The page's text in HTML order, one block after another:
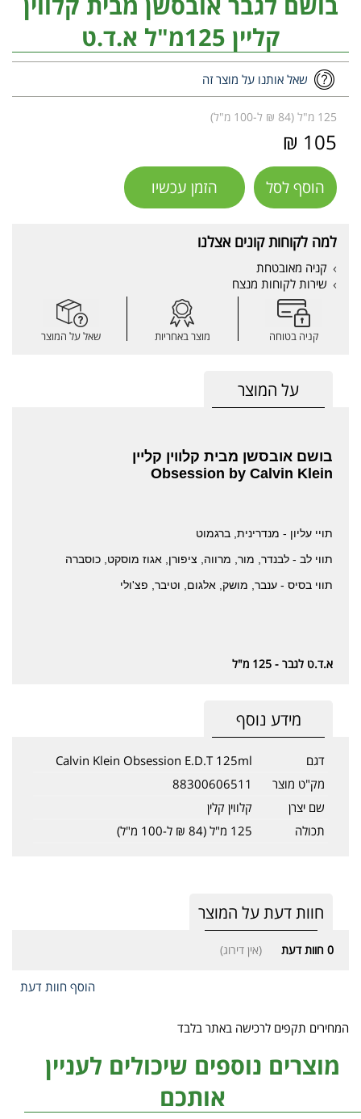
קליין 125מ"ל א.ד.ט
שאל אותנו על מוצר זה
125 מ"ל (84 ₪ ל-100 מ"ל)
105 ₪
הוסף לסל הזמן עכשיו
למה לקוחות קונים אצלנו
קניה מאובטחת
שירות לקוחות מנצח
קניה בטוחה מוצר באחריות שאל על המוצר
על המוצר
בושם אובסשן מבית קלווין קליין
Obsession by Calvin Klein
תויי עליון - מנדרינית, ברגמוט
תווי לב - לבנדר, מור, מרווה, ציפורן, אגוז מוסקט, כוסברה
תווי בסיס - ענבר, מושק, אלגום, וטיבר, פצ'ולי
א.ד.ט לגבר - 125 מ"ל
מידע נוסף
דגם
Calvin Klein Obsession E.D.T 125ml
מק"ט מוצר
88300606511
שם יצרן
קלווין קלין
תכולה
125 מ"ל (84 ₪ ל-100 מ"ל)
חוות דעת על המוצר
0 חוות דעת (אין דירוג)
הוסף חוות דעת
המחירים תקפים לרכישה באתר בלבד
מוצרים נוספים שיכולים לעניין
אותכם